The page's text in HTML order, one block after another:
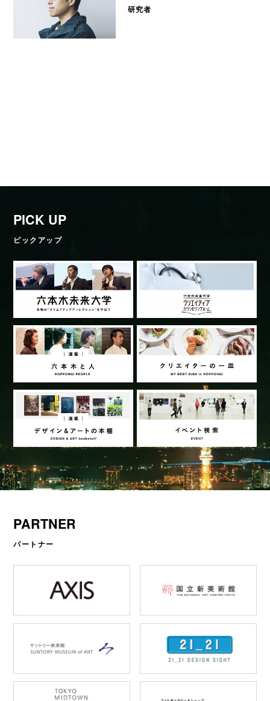
研究者
PICK UP
ピックアップ
PARTNER
パートナー